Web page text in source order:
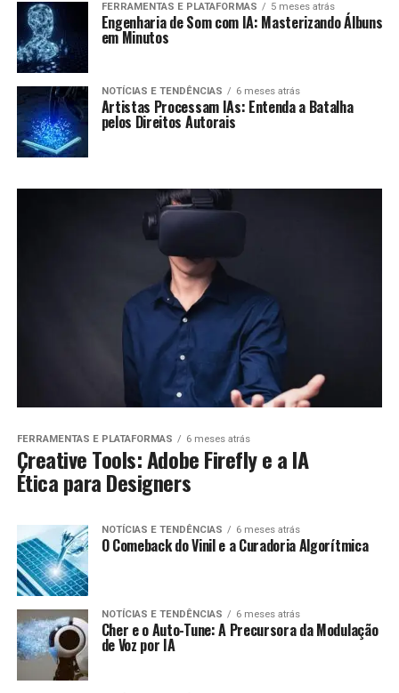
FERRAMENTAS E PLATAFORMAS 5 meses atrás
Engenharia de Som com IA: Masterizando Álbuns
em Minutos
NOTÍCIAS E TENDÊNCIAS 6 meses atrás
Artistas Processam IAs: Entenda a Batalha
pelos Direitos Autorais
FERRAMENTAS E PLATAFORMAS 6 meses atrás
Creative Tools: Adobe Firefly e a IA
Ética para Designers
NOTÍCIAS E TENDÊNCIAS 6 meses atrás
O Comeback do Vinil e a Curadoria Algorítmica
NOTÍCIAS E TENDÊNCIAS 6 meses atrás
Cher e o Auto-Tune: A Precursora da Modulação
de Voz por IA